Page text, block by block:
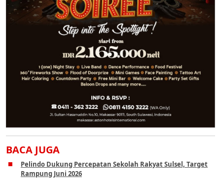
BACA JUGA
Pelindo Dukung Percepatan Sekolah Rakyat Sulsel, Target
Rampung Juni 2026